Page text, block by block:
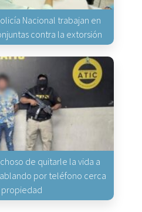
Nacional trabajan en
contra la extorsión
de quitarle la vida a
por teléfono cerca
propiedad